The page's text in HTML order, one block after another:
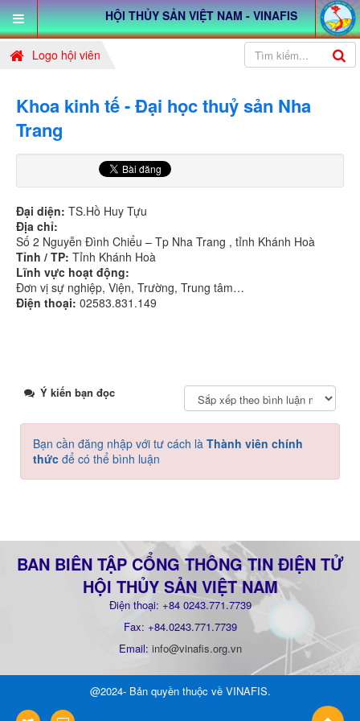
HỘI THỦY SẢN VIỆT NAM - VINAFIS
Logo hội viên
Khoa kinh tế - Đại học thuỷ sản Nha
Trang
Đại diện: TS.Hồ Huy Tựu
Địa chỉ:
Số 2 Nguyễn Đình Chiểu – Tp Nha Trang , tỉnh Khánh Hoà
Tỉnh / TP: Tỉnh Khánh Hoà
Lĩnh vực hoạt động:
Đơn vị sự nghiệp, Viện, Trường, Trung tâm…
Điện thoại: 02583.831.149
Ý kiến bạn đọc
Bạn cần đăng nhập với tư cách là Thành viên chính
thức để có thể bình luận
BAN BIÊN TẬP CỔNG THÔNG TIN ĐIỆN TỬ
HỘI THỦY SẢN VIỆT NAM
Điện thoại: +84 0243.771.7739
Fax: +84.0243.771.7739
Email: info@vinafis.org.vn
@2024- Bản quyền thuộc về VINAFIS.